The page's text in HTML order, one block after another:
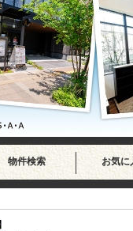
物件検索 お気に
】